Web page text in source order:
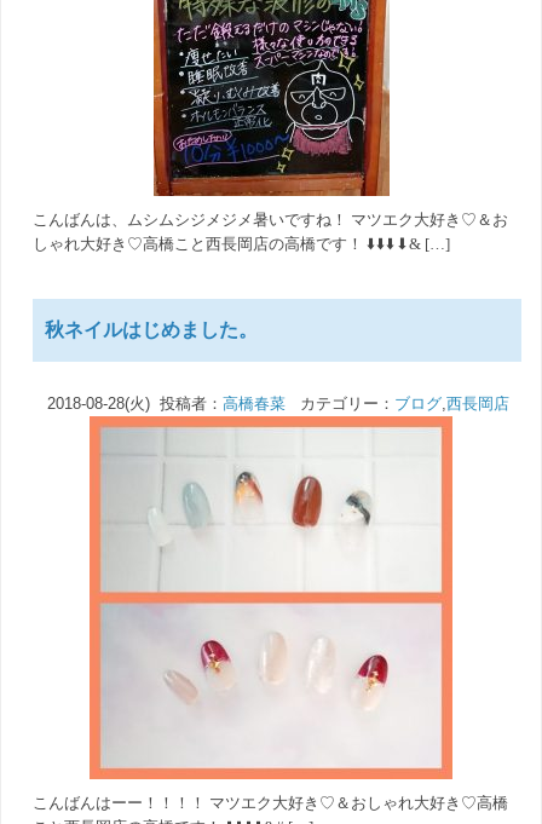
こんばんは、ムシムシジメジメ暑いですね！ マツエク大好き♡＆お
しゃれ大好き♡高橋こと西長岡店の高橋です！ ⬇️⬇️⬇️⬇& […]
秋ネイルはじめました。
2018-08-28(火) 投稿者： 高橋春菜カテゴリー： ブログ,西長岡店
こんばんはーー！！！！ マツエク大好き♡＆おしゃれ大好き♡高橋